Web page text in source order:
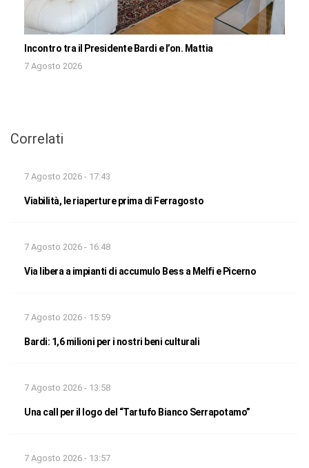
Incontro tra il Presidente Bardi e l’on. Mattia
7 Agosto 2026
Correlati
7 Agosto 2026 - 17:43
Viabilità, le riaperture prima di Ferragosto
7 Agosto 2026 - 16:48
Via libera a impianti di accumulo Bess a Melfi e Picerno
7 Agosto 2026 - 15:59
Bardi: 1,6 milioni per i nostri beni culturali
7 Agosto 2026 - 13:58
Una call per il logo del “Tartufo Bianco Serrapotamo”
7 Agosto 2026 - 13:57